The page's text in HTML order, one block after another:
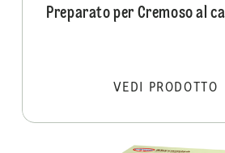
Preparato per Cremoso al
VEDI PRODOTTO